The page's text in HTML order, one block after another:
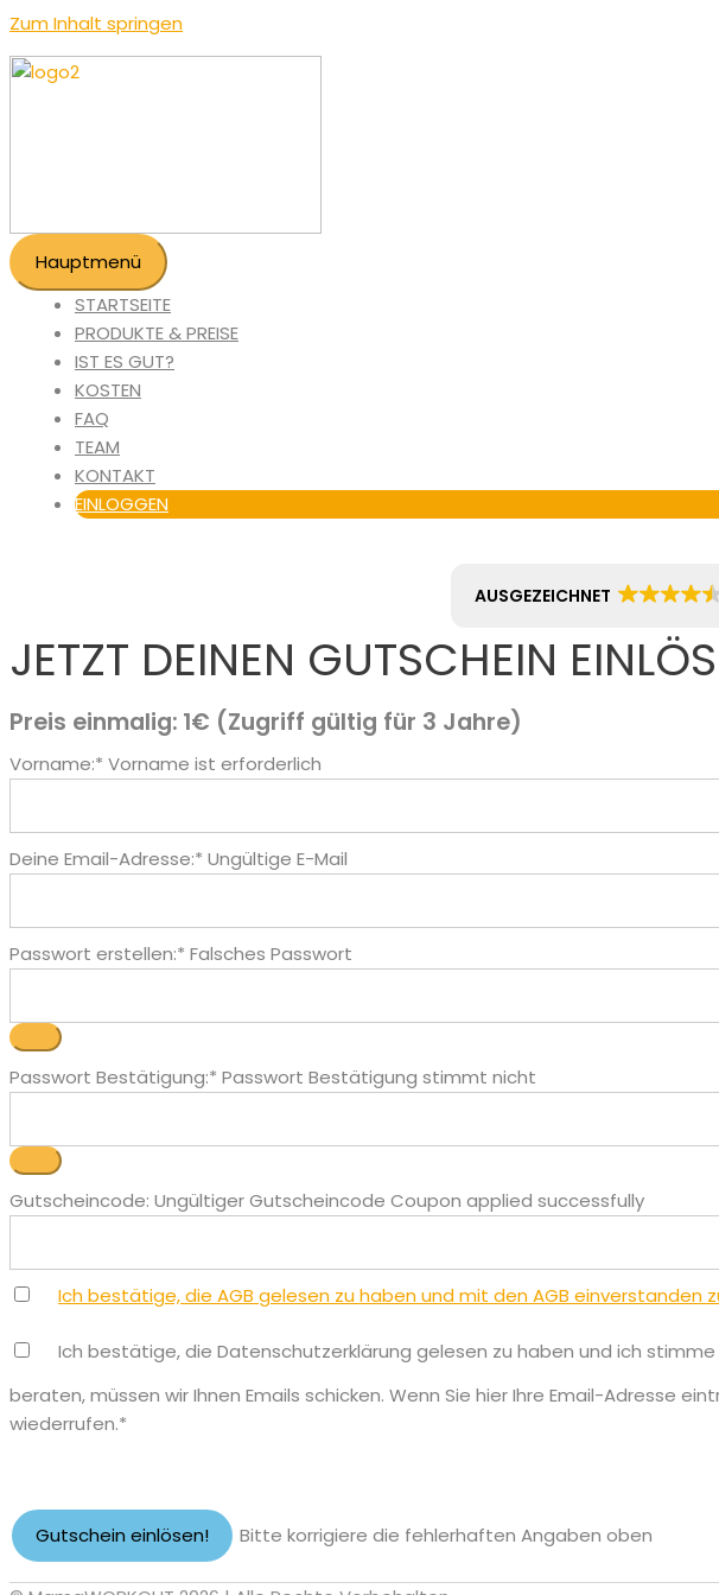
Zum Inhalt springen
Hauptmenü
STARTSEITE
PRODUKTE & PREISE
IST ES GUT?
KOSTEN
FAQ
TEAM
KONTAKT
EINLOGGEN
AUSGEZEICHNET
JETZT DEINEN GUTSCHEIN
Preis einmalig: 1€ (Zugriff gültig für 3 Jahre)
Vorname:* Vorname ist erforderlich
Deine Email-Adresse:* Ungültige E-Mail
Passwort erstellen:* Falsches Passwort
Passwort Bestätigung:* Passwort Bestätigung stimmt nicht
Gutscheincode: Ungültiger Gutscheincode Coupon applied successfully
Ich bestätige, die AGB gelesen zu haben und mit den AGB einverstanden
Ich bestätige, die Datenschutzerklärung gelesen zu haben und ich
beraten, müssen wir Ihnen Emails schicken. Wenn Sie hier Ihre Email-Adresse
wiederrufen.*
Wert fehlt
Bitte korrigiere die fehlerhaften Angaben oben